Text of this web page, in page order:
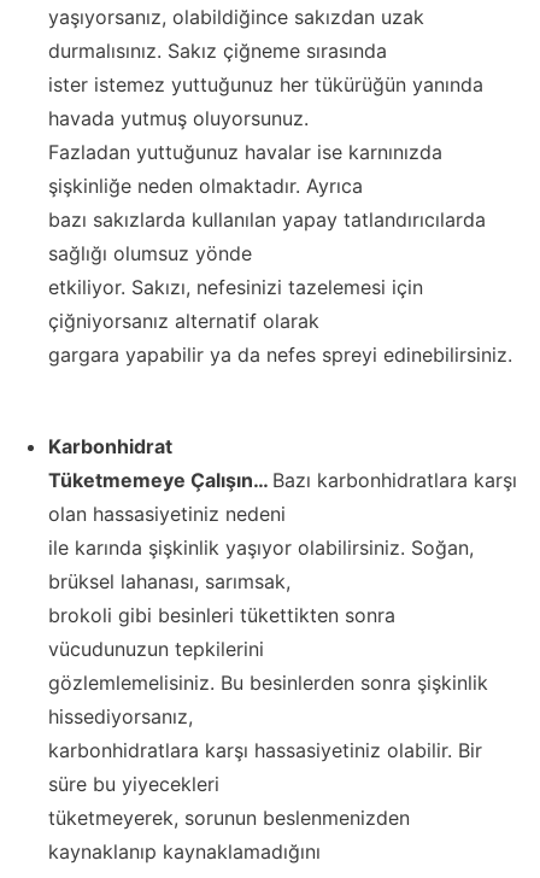
yaşıyorsanız, olabildiğince sakızdan uzak
durmalısınız. Sakız çiğneme sırasında
ister istemez yuttuğunuz her tükürüğün yanında
havada yutmuş oluyorsunuz.
Fazladan yuttuğunuz havalar ise karnınızda
şişkinliğe neden olmaktadır. Ayrıca
bazı sakızlarda kullanılan yapay tatlandırıcılarda
sağlığı olumsuz yönde
etkiliyor. Sakızı, nefesinizi tazelemesi için
çiğniyorsanız alternatif olarak
gargara yapabilir ya da nefes spreyi edinebilirsiniz.
Karbonhidrat
Tüketmemeye Çalışın… Bazı karbonhidratlara karşı
olan hassasiyetiniz nedeni
ile karında şişkinlik yaşıyor olabilirsiniz. Soğan,
brüksel lahanası, sarımsak,
brokoli gibi besinleri tükettikten sonra
vücudunuzun tepkilerini
gözlemlemelisiniz. Bu besinlerden sonra şişkinlik
hissediyorsanız,
karbonhidratlara karşı hassasiyetiniz olabilir. Bir
süre bu yiyecekleri
tüketmeyerek, sorunun beslenmenizden
kaynaklanıp kaynaklamadığını